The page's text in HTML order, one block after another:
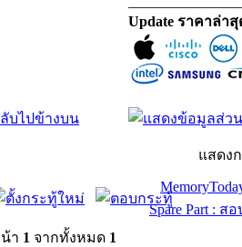
Update ราคาล่า
บไปข้างบน
แสดง
Spare Part : ส
า 1 จากทั้งหมด 1